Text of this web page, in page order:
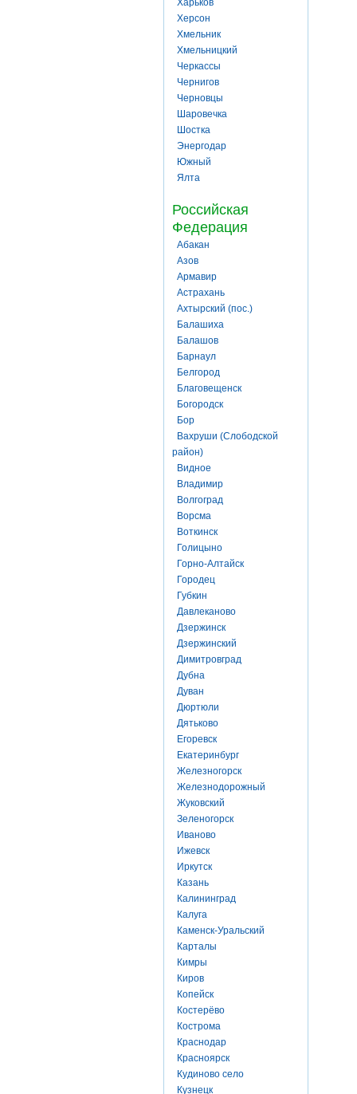
Харьков
Херсон
Хмельник
Хмельницкий
Черкассы
Чернигов
Черновцы
Шаровечка
Шостка
Энергодар
Южный
Ялта
Российская
Федерация
Абакан
Азов
Армавир
Астрахань
Ахтырский (пос.)
Балашиха
Балашов
Барнаул
Белгород
Благовещенск
Богородск
Бор
Вахруши (Слободской
район)
Видное
Владимир
Волгоград
Ворсма
Воткинск
Голицыно
Горно-Алтайск
Городец
Губкин
Давлеканово
Дзержинск
Дзержинский
Димитровград
Дубна
Дуван
Дюртюли
Дятьково
Егоревск
Екатеринбург
Железногорск
Железнодорожный
Жуковский
Зеленогорск
Иваново
Ижевск
Иркутск
Казань
Калининград
Калуга
Каменск-Уральский
Карталы
Кимры
Киров
Копейск
Костерёво
Кострома
Краснодар
Красноярск
Кудиново село
Кузнецк